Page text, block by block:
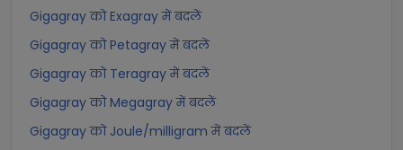
Gigagray को Exagray में बदलें
Gigagray को Petagray में बदलें
Gigagray को Teragray में बदलें
Gigagray को Megagray में बदलें
Gigagray को Joule/milligram में बदलें